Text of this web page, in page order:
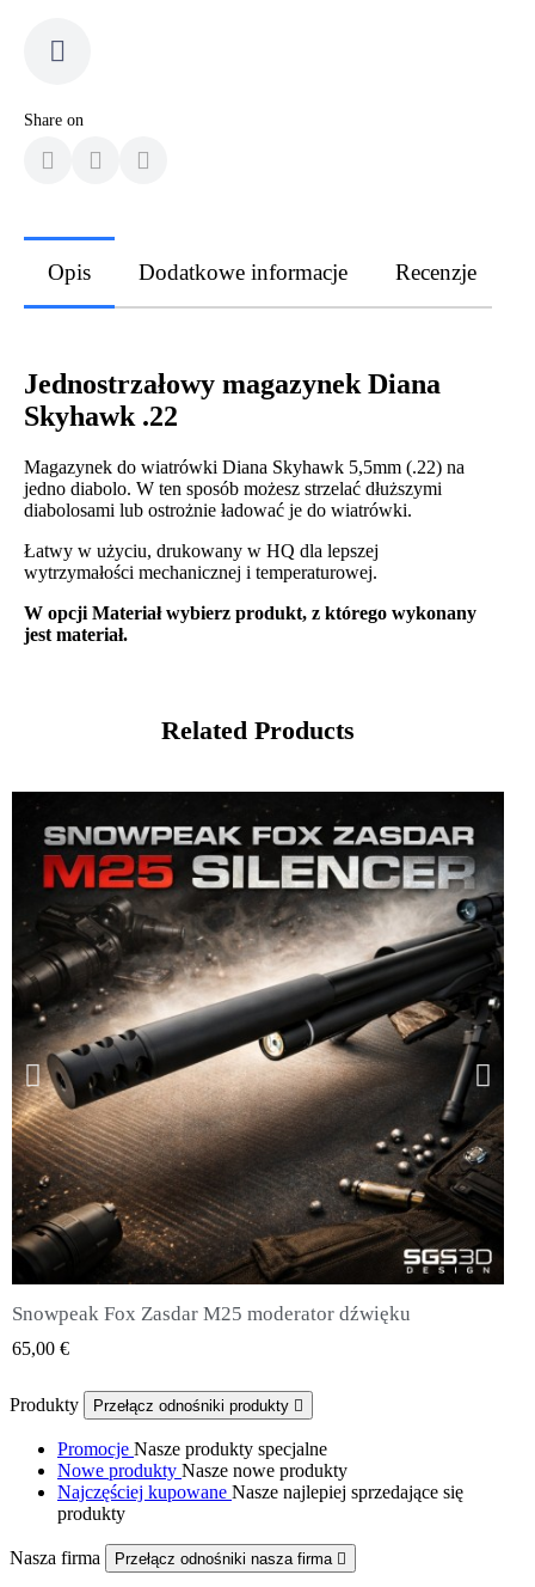
Share on
Opis Dodatkowe informacje Recenzje
Jednostrzałowy magazynek Diana
Skyhawk .22
Magazynek do wiatrówki Diana Skyhawk 5,5mm (.22) na
jedno diabolo. W ten sposób możesz strzelać dłuższymi
diabolosami lub ostrożnie ładować je do wiatrówki.
Łatwy w użyciu, drukowany w HQ dla lepszej
wytrzymałości mechanicznej i temperaturowej.
W opcji Materiał wybierz produkt, z którego wykonany
jest materiał.
Related Products
QUICK VIEW
Snowpeak Fox Zasdar M25 moderator dźwięku
65,00 €
Produkty Przełącz odnośniki produkty 
Promocje Nasze produkty specjalne
Nowe produkty Nasze nowe produkty
Najczęściej kupowane Nasze najlepiej sprzedające się
produkty
Nasza firma Przełącz odnośniki nasza firma 